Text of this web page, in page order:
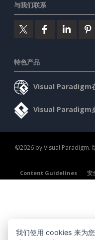
与我们联系
特色产品
Visual Paradigm
Visual Paradigm
©2026 by Visual Paradigm.
Content Guidelines
安
我们使用 cookies 来为